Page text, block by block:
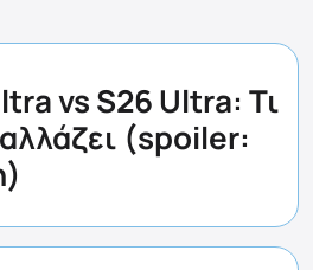
vs S26 Ultra: Τι
(spoiler: